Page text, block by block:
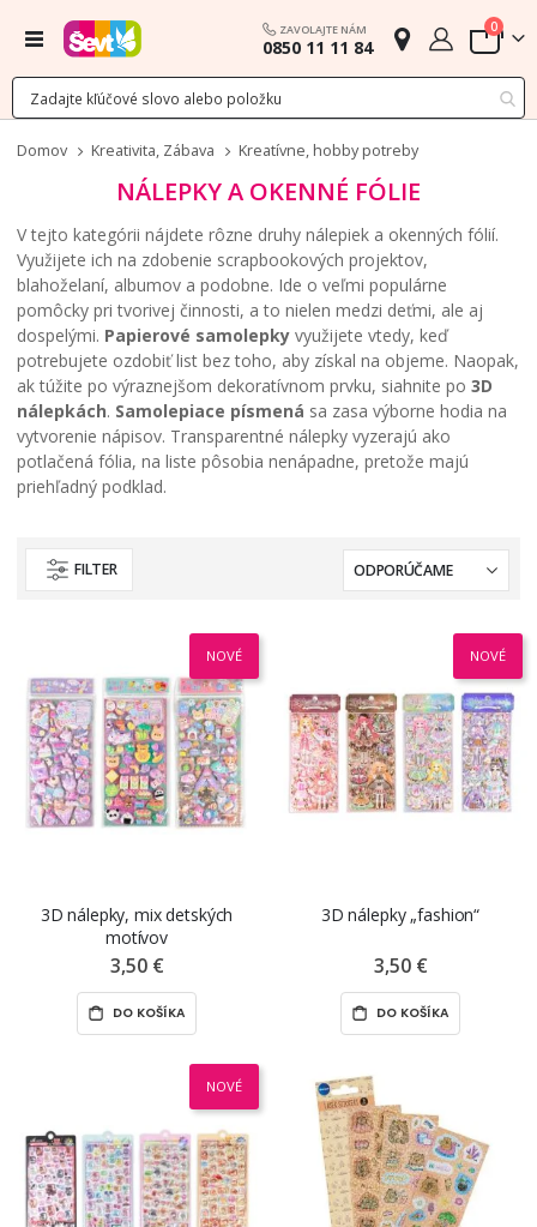
Menu ZAVOLAJTE NÁM
0850 11 11 84 Cart
0
Domov Kreativita, Zábava Kreatívne, hobby potreby
NÁLEPKY A OKENNÉ FÓLIE
V tejto kategórii nájdete rôzne druhy nálepiek a okenných fólií.
Využijete ich na zdobenie scrapbookových projektov,
blahoželaní, albumov a podobne. Ide o veľmi populárne
pomôcky pri tvorivej činnosti, a to nielen medzi deťmi, ale aj
dospelými. Papierové samolepky využijete vtedy, keď
potrebujete ozdobiť list bez toho, aby získal na objeme. Naopak,
ak túžite po výraznejšom dekoratívnom prvku, siahnite po 3D
nálepkách. Samolepiace písmená sa zasa výborne hodia na
vytvorenie nápisov. Transparentné nálepky vyzerajú ako
potlačená fólia, na liste pôsobia nenápadne, pretože majú
priehľadný podklad.
FILTER
NOVÉ
3D nálepky, mix detských
motívov
3,50 €
DO KOŠÍKA
NOVÉ
3D nálepky „fashion“
3,50 €
DO KOŠÍKA
NOVÉ